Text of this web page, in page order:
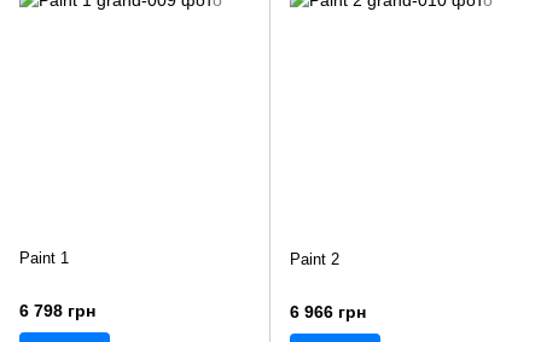
Paint 1
6 798 грн
Paint 2
6 966 грн